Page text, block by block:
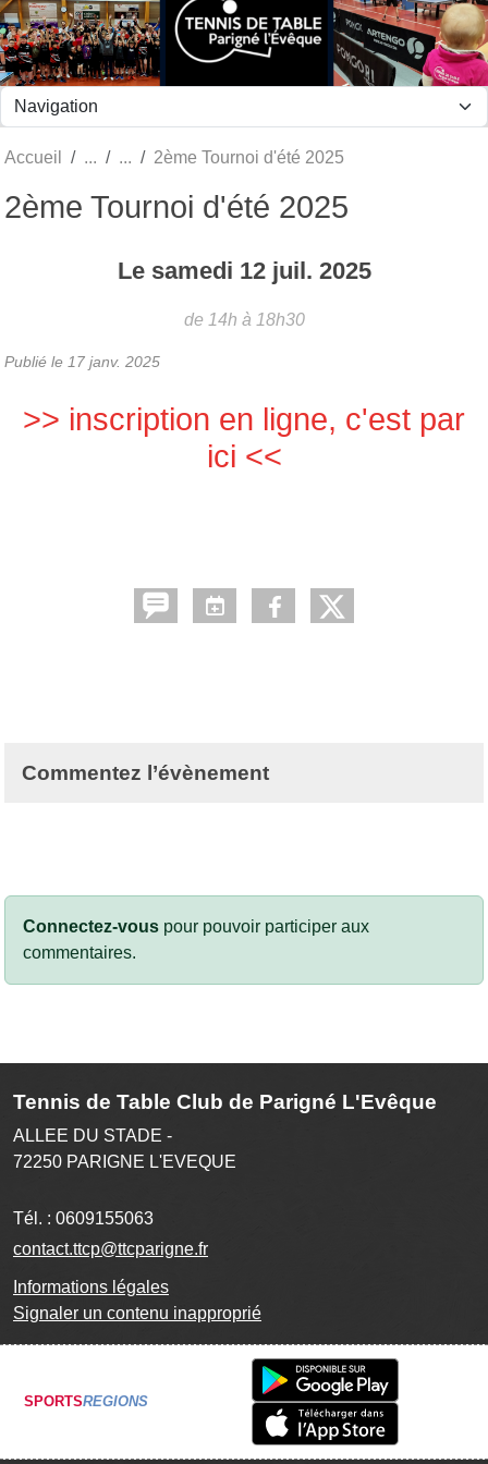
Accueil 2ème Tournoi d'été 2025
2ème Tournoi d'été 2025
Le samedi 12 juil. 2025
de 14h à 18h30
Publié le 17 janv. 2025
>> inscription en ligne, c'est par
ici <<
Commentez l’évènement
Connectez-vous pour pouvoir participer aux
commentaires.
Tennis de Table Club de Parigné L'Evêque
ALLEE DU STADE -
72250 PARIGNE L'EVEQUE
Tél. : 0609155063
contact.ttcp@ttcparigne.fr
Informations légales
Signaler un contenu inapproprié
SPORTSREGIONS
Panneau de gestion des cookies